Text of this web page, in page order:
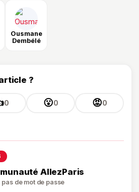
Ousmane
Dembélé
?
0 😮0 😡0
AllezParis
pas de mot de passe